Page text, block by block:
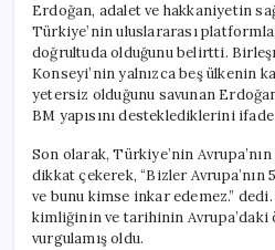
Erdoğan, adalet ve hakkaniyetin
Türkiye’nin uluslararası
doğrultuda olduğunu belirtti.
Konseyi’nin yalnızca beş ülkenin
yetersiz olduğunu savunan
BM yapısını desteklediklerini
Son olarak, Türkiye’nin
dikkat çekerek, “Bizler Avrupa’nın
ve bunu kimse inkar edemez.”
kimliğinin ve tarihinin Avrupa’daki
vurgulamış oldu.